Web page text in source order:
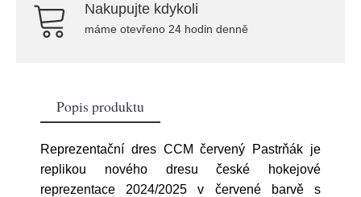
Nakupujte kdykoli
máme otevřeno 24 hodin denně
Popis produktu
Reprezentační dres CCM červený Pastrňák je
replikou nového dresu české hokejové
reprezentace 2024/2025 v červené barvě s